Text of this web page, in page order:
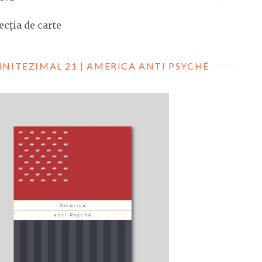
de carte
21 | AMERICA ANTI PSYCHÉ